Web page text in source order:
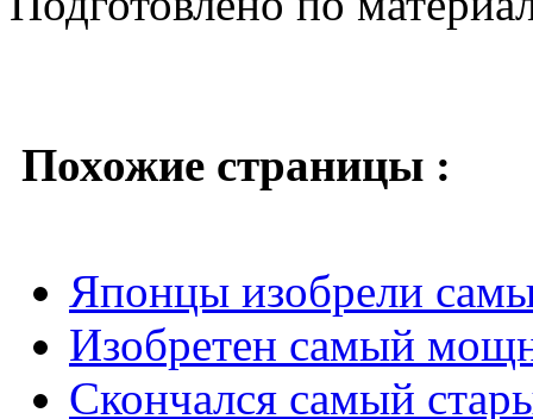
Похожие страницы :
Японцы изобрели
Изобретен самый
Скончался самый